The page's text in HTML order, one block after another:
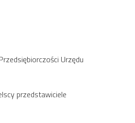
Urzędu
przedstawiciele